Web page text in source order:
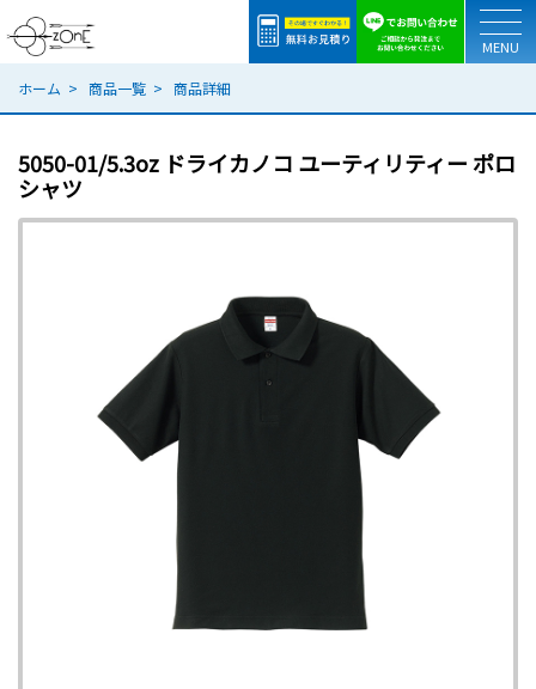
ホーム 商品一覧 商品詳細
5050-01/5.3oz ドライカノコ ユーティリティー ポロ
シャツ